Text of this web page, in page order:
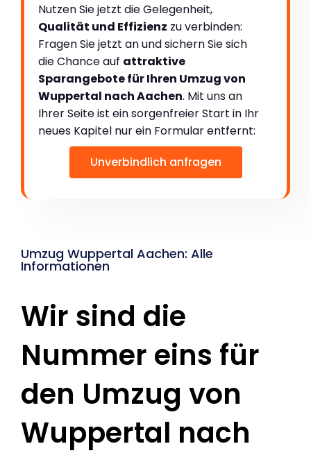
Nutzen Sie jetzt die Gelegenheit,
Qualität und Effizienz zu verbinden:
Fragen Sie jetzt an und sichern Sie sich
die Chance auf attraktive
Sparangebote für Ihren Umzug von
Wuppertal nach Aachen. Mit uns an
Ihrer Seite ist ein sorgenfreier Start in Ihr
neues Kapitel nur ein Formular entfernt:
Unverbindlich anfragen
Umzug Wuppertal Aachen: Alle
Informationen
Wir sind die
Nummer eins für
den Umzug von
Wuppertal nach